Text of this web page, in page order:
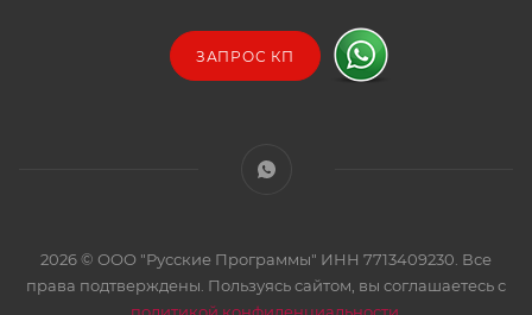
ЗАПРОС КП
2026 © ООО "Русские Программы" ИНН 7713409230. Все
права подтверждены. Пользуясь сайтом, вы соглашаетесь с